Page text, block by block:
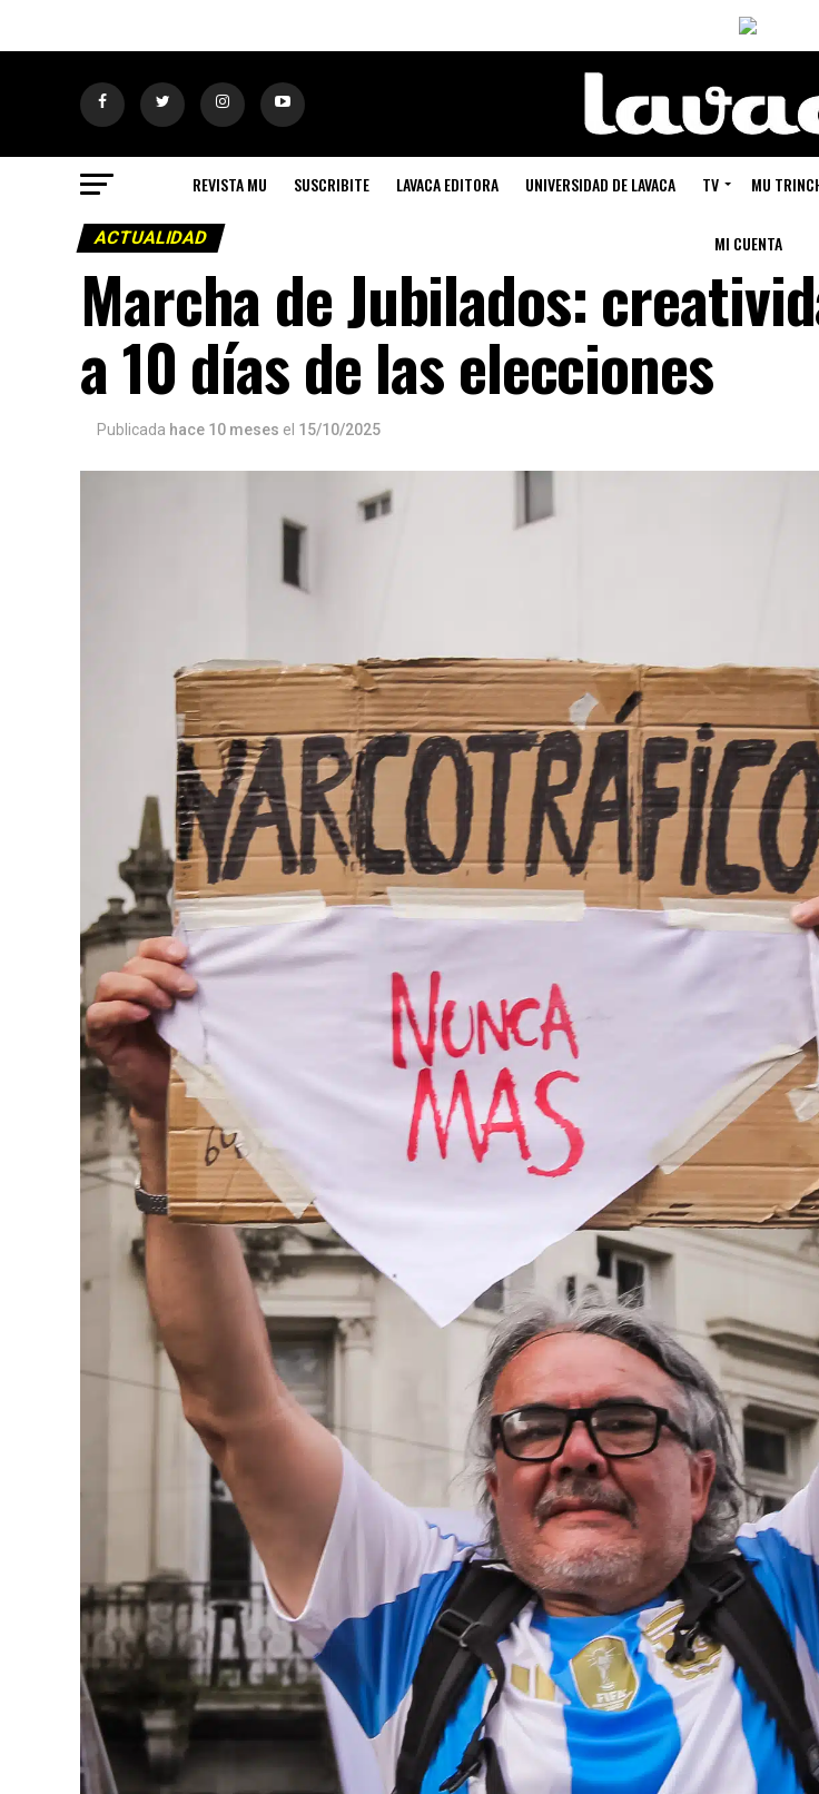
REVISTA MU SUSCRIBITE LAVACA EDITORA UNIVERSIDAD DE LAVACA TV MU
MI CUENTA
ACTUALIDAD
Marcha de Jubilados:
a 10 días de las elecciones
Publicada hace 10 meses el 15/10/2025